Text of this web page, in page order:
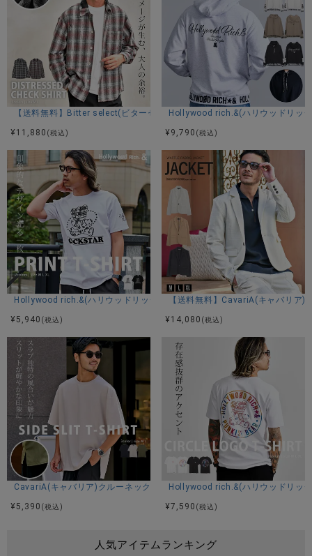
【送料無料】Bitter select(ビターセレクト)襟ダメージチェックシャツ/全
¥ 11,880 (税込)
Hollywood rich.&(ハリウッドリッ
¥ 9,790 (税込)
Hollywood rich.&(ハリウッドリッチ)ロックスターベア半袖Tシャツ/全2色
¥ 5,940 (税込)
【送料無料】CavariA(キャバリア
¥ 14,080 (税込)
CavariA(キャバリア)クルーネック スラブサイドスリット半袖Tシャツ/全
¥ 5,390 (税込)
Hollywood rich.&(ハリウッドリッ
¥7,590 (税込)
人気アイテムランキング